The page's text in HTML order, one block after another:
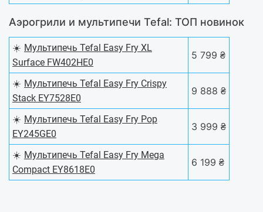
Аэрогрили и мультипечи Tefal: ТОП новинок
☀️ Мультипечь Tefal Easy Fry XL
Surface FW402HE0
5 799 ₴
☀️ Мультипечь Tefal Easy Fry Crispy
Stack EY7528E0
9 888 ₴
☀️ Мультипечь Tefal Easy Fry Pop
EY245GE0
3 999 ₴
☀️ Мультипечь Tefal Easy Fry Mega
Compact EY8618E0
6 199 ₴